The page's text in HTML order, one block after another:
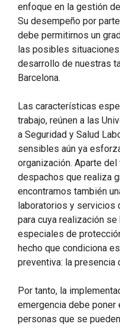
enfoque en la gestión
Su desempeño por
debe permitirnos un
las posibles
desarrollo de nuestras
Barcelona.
Las características
trabajo, reúnen a las
a Seguridad y Salud
sensibles aún ya
organización. Aparte
despachos que realiza
encontramos también
laboratorios y servicios
para cuya realización
especiales de
hecho que condiciona
preventiva: la presencia
Por tanto, la
emergencia debe poner
personas que se